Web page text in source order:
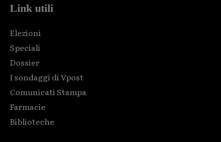
Link utili
Elezioni
Speciali
Dossier
I sondaggi di Vpost
Comunicati Stampa
Farmacie
Biblioteche